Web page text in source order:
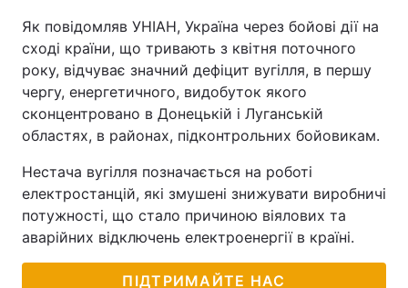
Як повідомляв УНІАН, Україна через бойові дії на
сході країни, що тривають з квітня поточного
року, відчуває значний дефіцит вугілля, в першу
чергу, енергетичного, видобуток якого
сконцентровано в Донецькій і Луганській
областях, в районах, підконтрольних бойовикам.
Нестача вугілля позначається на роботі
електростанцій, які змушені знижувати виробничі
потужності, що стало причиною віялових та
аварійних відключень електроенергії в країні.
ПІДТРИМАЙТЕ НАС